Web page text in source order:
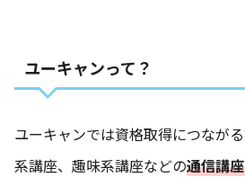
ユーキャンって？
ユーキャンでは資格取得につなが
系講座、趣味系講座などの通信講